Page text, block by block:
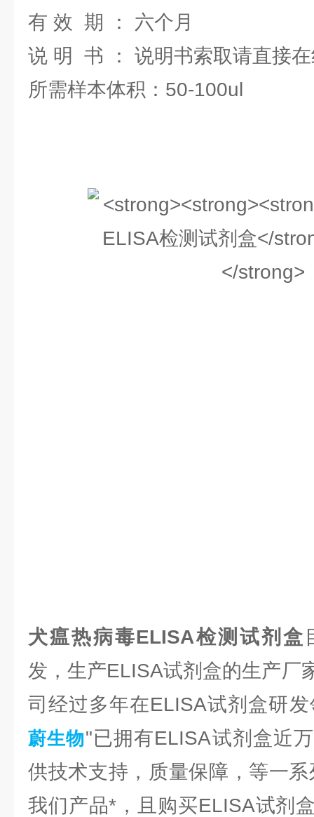
有 效 期 ： 六个月
说 明 书 ： 说明书索取请直接
所需样本体积：50-100ul
犬瘟热病毒ELISA检测试剂盒
发，生产ELISA试剂盒的生产厂
司经过多年在ELISA试剂盒研
蔚生物"已拥有ELISA试剂盒近
供技术支持，质量保障，等一
我们产品*，且购买ELISA试剂